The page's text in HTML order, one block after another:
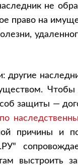
не
право на
другие
Чтобы
защиты —
причины и
выстроить